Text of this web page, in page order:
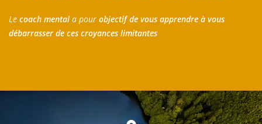
Le coach mental a pour objectif de vous apprendre à vous
débarrasser de ces croyances limitantes